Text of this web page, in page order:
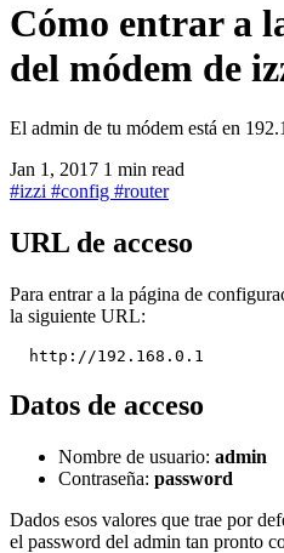
Cómo entrar a
del módem de
El admin de tu módem está en
Jan 1, 2017 1 min read
#izzi #config #router
URL de acceso
Para entrar a la página de
la siguiente URL:
Datos de acceso
Nombre de usuario: admin
Contraseña: password
Dados esos valores que trae por
el password del admin tan pronto